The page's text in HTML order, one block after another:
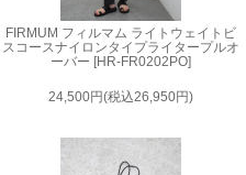
FIRMUM フィルマム ライトウェイトビ
スコースナイロンタイプライタープルオ
ーバー [HR-FR0202PO]
24,500円(税込26,950円)